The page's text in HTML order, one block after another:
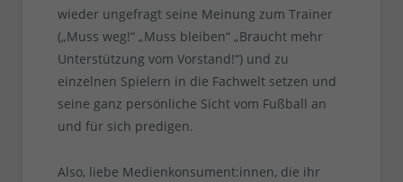
wieder ungefragt seine Meinung zum Trainer
(„Muss weg!“ „Muss bleiben“ „Braucht mehr
Unterstützung vom Vorstand!“) und zu
einzelnen Spielern in die Fachwelt setzen und
seine ganz persönliche Sicht vom Fußball an
und für sich predigen.
Also, liebe Medienkonsument:innen, die ihr